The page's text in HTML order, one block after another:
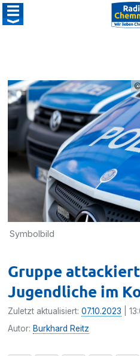
Symbolbild
Gruppe
Jugendliche im
Zuletzt aktualisiert:07.10.2023 |
Autor: Burkhard Reitz